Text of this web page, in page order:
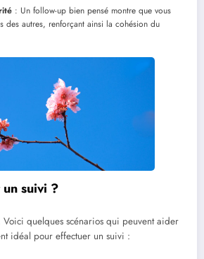
: Un follow-up bien pensé montre que vous
des autres, renforçant ainsi la cohésion du
suivi ?
Voici quelques scénarios qui peuvent aider
idéal pour effectuer un suivi :